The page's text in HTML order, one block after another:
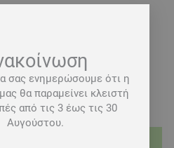
σαμουά 85γρ. ραμμένο και
την μέθοδο της Offset
με την μέθοδο της
σας ενημερώσουμε ότι η
θα παραμείνει κλειστή
από τις 3 έως τις 30
Αυγούστου.